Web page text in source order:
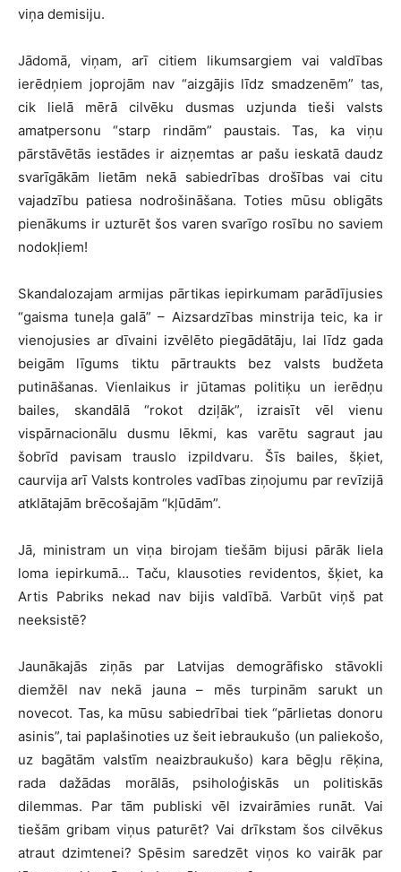
viņa demisiju.
Jādomā, viņam, arī citiem likumsargiem vai valdības
ierēdņiem joprojām nav “aizgājis līdz smadzenēm” tas,
cik lielā mērā cilvēku dusmas uzjunda tieši valsts
amatpersonu “starp rindām” paustais. Tas, ka viņu
pārstāvētās iestādes ir aizņemtas ar pašu ieskatā daudz
svarīgākām lietām nekā sabiedrības drošības vai citu
vajadzību patiesa nodrošināšana. Toties mūsu obligāts
pienākums ir uzturēt šos varen svarīgo rosību no saviem
nodokļiem!
Skandalozajam armijas pārtikas iepirkumam parādījusies
“gaisma tuneļa galā” – Aizsardzības minstrija teic, ka ir
vienojusies ar dīvaini izvēlēto piegādātāju, lai līdz gada
beigām līgums tiktu pārtraukts bez valsts budžeta
putināšanas. Vienlaikus ir jūtamas politiķu un ierēdņu
bailes, skandālā “rokot dziļāk”, izraisīt vēl vienu
vispārnacionālu dusmu lēkmi, kas varētu sagraut jau
šobrīd pavisam trauslo izpildvaru. Šīs bailes, šķiet,
caurvija arī Valsts kontroles vadības ziņojumu par revīzijā
atklātajām brēcošajām “kļūdām”.
Jā, ministram un viņa birojam tiešām bijusi pārāk liela
loma iepirkumā… Taču, klausoties revidentos, šķiet, ka
Artis Pabriks nekad nav bijis valdībā. Varbūt viņš pat
neeksistē?
Jaunākajās ziņās par Latvijas demogrāfisko stāvokli
diemžēl nav nekā jauna – mēs turpinām sarukt un
novecot. Tas, ka mūsu sabiedrībai tiek “pārlietas donoru
asinis”, tai paplašinoties uz šeit iebraukušo (un paliekošo,
uz bagātām valstīm neaizbraukušo) kara bēgļu rēķina,
rada dažādas morālās, psiholoģiskās un politiskās
dilemmas. Par tām publiski vēl izvairāmies runāt. Vai
tiešām gribam viņus paturēt? Vai drīkstam šos cilvēkus
atraut dzimtenei? Spēsim saredzēt viņos ko vairāk par